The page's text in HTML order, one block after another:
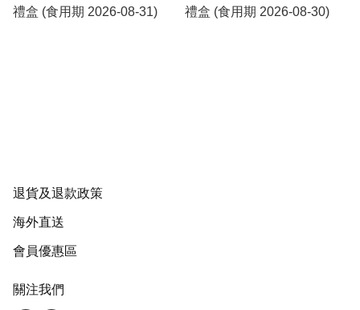
禮盒 (食用期 2026-08-31)
禮盒 (食用期 2026-08-30)
退貨及退款政策
海外直送
會員優惠區
關注我們